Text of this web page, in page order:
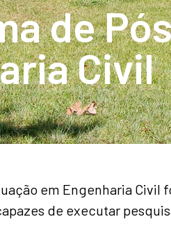
de
Civil
em Engenharia Civil
de executar